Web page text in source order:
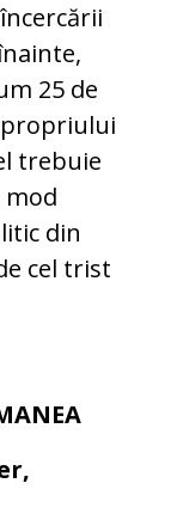
25 de
propriului
trebuie
mod
din
cel trist